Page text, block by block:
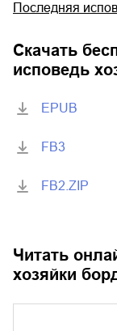
Последняя
Скачать
исповедь
EPUB
FB3
FB2.ZIP
Читать
хозяйки